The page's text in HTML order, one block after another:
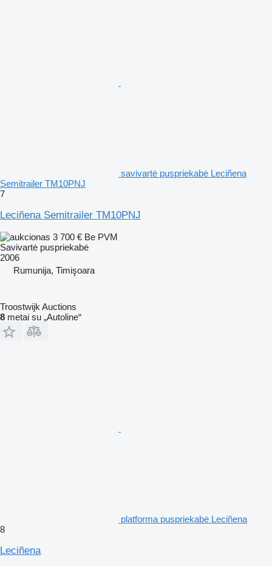
savivartė puspriekabė Leciñena
Semitrailer TM10PNJ
7
Leciñena Semitrailer TM10PNJ
3 700 € Be PVM
Savivartė puspriekabė
2006
Rumunija, Timişoara
Troostwijk Auctions
8 metai su „Autoline“
platforma puspriekabė Leciñena
8
Leciñena